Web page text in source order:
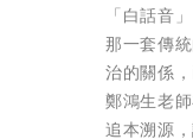
「白話音
那一套傳
治的關係
鄭鴻生老
追本溯源